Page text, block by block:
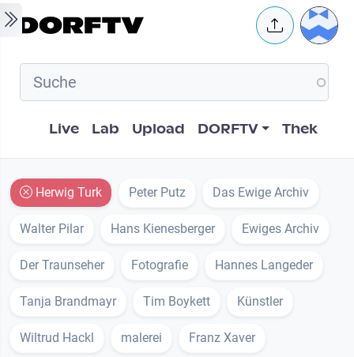
Skip to main content User
Hauptnavigation
Live Lab Upload DORFTV Thek
Herwig Turk Peter Putz Das Ewige Archiv
Walter Pilar Hans Kienesberger Ewiges Archiv
Der Traunseher Fotografie Hannes Langeder
Tanja Brandmayr Tim Boykett Künstler
Wiltrud Hackl malerei Franz Xaver